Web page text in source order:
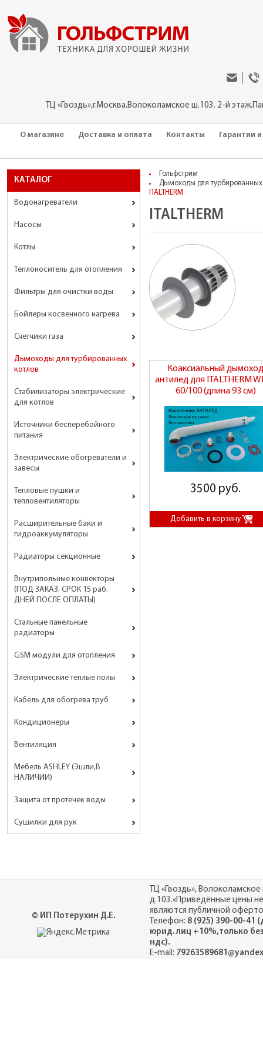
ТЦ «Гвоздь»,г.Москва.Волоколамское ш.103. 2-й
О магазине Доставка и оплата Контакты Гарантии
КАТАЛОГ
Водонагреватели
Насосы
Котлы
Теплоноситель для отопления
Фильтры для очистки воды
Бойлеры косвенного нагрева
Счетчики газа
Дымоходы для турбированных
котлов
Стабилизаторы электрические
для котлов
Источники бесперебойного
питания
Электрические обогреватели и
завесы
Тепловые пушки и
тепловентиляторы
Расширительные баки и
гидроаккумуляторы
Радиаторы секционные
Внутрипольные конвекторы
(ПОД ЗАКАЗ. СРОК 15 раб.
ДНЕЙ ПОСЛЕ ОПЛАТЫ)
Стальные панельные
радиаторы
GSM модули для отопления
Электрические теплые полы
Кабель для обогрева труб
Кондиционеры
Вентиляция
Мебель ASHLEY (Эшли,В
НАЛИЧИИ)
Защита от протечек воды
Сушилки для рук
Гольфстрим
Дымоходы для турбированных
ITALTHERM
ITALTHERM
Коаксиальный дымоход
антилед для ITALTHERM
60/100 (длина 93 см)
3500 руб.
© ИП Потерухин Д.Е.
ТЦ «Гвоздь», Волоколамское
д.103.«Приведённые цены не
являются публичной
Телефон: 8 (925) 390-00-41
юрид. лиц +10%,только
ндс).
E-mail: